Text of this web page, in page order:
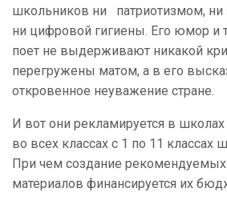
школьников ни патриотизмом, ни
ни цифровой гигиены. Его юмор и
поет не выдерживают никакой
перегружены матом, а в его
откровенное неуважение стране.
И вот они рекламируется в
во всех классах с 1 по 11 классах
При чем создание
материалов финансируется их